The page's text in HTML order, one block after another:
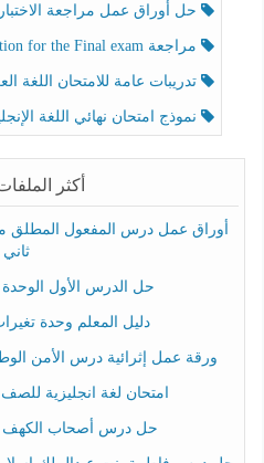
حل أوراق عمل مراجعة الاختبار النهائي اللغة
مراجعة Preparation for the Final exam اللغة الإنجليزية الصف الرابع الفصل الثالث
تدريبات عامة للامتحان اللغة
نموذج امتحان نهائي اللغة
أكثر
أوراق عمل درس المفعول المطلق
ثاني
حل الدرس الأول
دليل المعلم وحدة
ورقة عمل إثرائية درس الأمن
امتحان لغة انجليزية
حل درس أصحاب الكهف